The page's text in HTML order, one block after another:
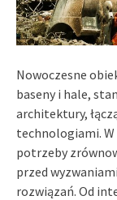
Nowoczesne
baseny i hale,
architektury,
technologiami. W
potrzeby
przed
rozwiązań. Od